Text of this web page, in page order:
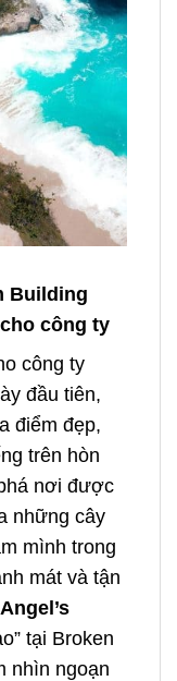
Building
công ty
công ty
đầu tiên,
điểm đẹp,
trên hòn
nơi được
những cây
mình trong
mát và tận
Angel’s
tại Broken
nhìn ngoạn